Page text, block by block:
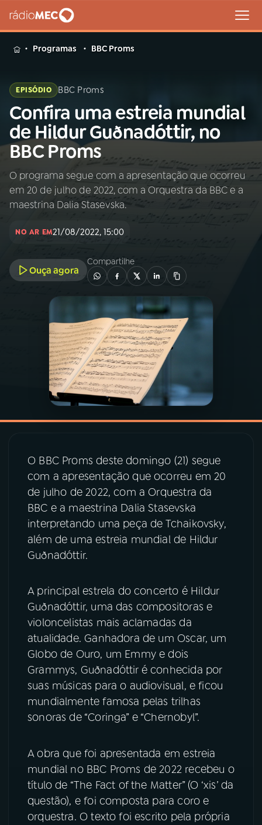
MENU
Buscar
na
Rádio
MEC
Buscar
Início AO VIVO
PROGRAMAS
PODCASTS
VIDEOCASTS
08 PRÊMIO RÁDIO MEC
ACOMPANHE A RÁDIO MEC
YouTube
TikTok
Programas BBC Proms
EPISÓDIO BBC Proms
Confira uma estreia mundial
de Hildur Guðnadóttir, no
BBC Proms
O programa segue com a apresentação que ocorreu
em 20 de julho de 2022, com a Orquestra da BBC e a
maestrina Dalia Stasevska.
NO AR EM21/08/2022, 15:00
Ouça agora
Compartilhe
O BBC Proms deste domingo (21) segue
com a apresentação que ocorreu em 20
de julho de 2022, com a Orquestra da
BBC e a maestrina Dalia Stasevska
interpretando uma peça de Tchaikovsky,
além de uma estreia mundial de Hildur
Guðnadóttir.
A principal estrela do concerto é Hildur
Guðnadóttir, uma das compositoras e
violoncelistas mais aclamadas da
atualidade. Ganhadora de um Oscar, um
Globo de Ouro, um Emmy e dois
Grammys, Guðnadóttir é conhecida por
suas músicas para o audiovisual, e ficou
mundialmente famosa pelas trilhas
sonoras de “Coringa” e “Chernobyl”.
A obra que foi apresentada em estreia
mundial no BBC Proms de 2022 recebeu o
título de “The Fact of the Matter” (O ‘xis’ da
questão), e foi composta para coro e
orquestra. O texto foi escrito pela própria